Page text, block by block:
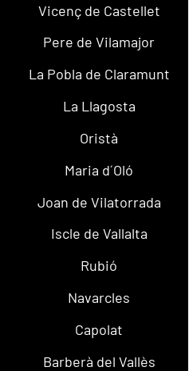
Vicenç de Castellet
Pere de Vilamajor
La Pobla de Claramunt
La Llagosta
Oristà
Maria d´Oló
Joan de Vilatorrada
Iscle de Vallalta
Rubió
Navarcles
Capolat
Barberà del Vallès